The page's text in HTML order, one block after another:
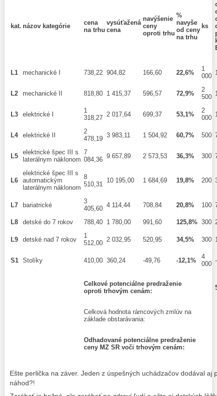
kat. názov kategórie
cena
na trhu
vysúťažená
cena
navýšenie
ceny
oproti trhu
%
navyše
od ceny
na trhu
ks
L1 mechanické I 738,22 904,82 166,60 22,6%
1
000
L2 mechanické II 818,80 1 415,37 596,57 72,9%
2
500
L3 elektrické I
1
318,27 2 017,64 699,37 53,1%
2
000
L4 elektrické II
2
478,19 3 983,11 1 504,92 60,7% 500
L5
elektrické špec III s
laterálnym náklonom
7
084,36 9 657,89 2 573,53 36,3% 300
L6
elektrické špec III s
automatickým
laterálnym náklonom
8
510,31
10 195,00 1 684,69 19,8% 200
L7 bariatrické
3
405,60 4 114,44 708,84 20,8% 100
L8 detské do 7 rokov 788,40 1 780,00 991,60 125,8% 300
L9 detské nad 7 rokov
1
512,00 2 032,95 520,95 34,5% 300
S1 Stolíky 410,00 360,24 -49,76 -12,1%
4
000
Celkové potenciálne predraženie
oproti trhovým cenám:
Celková hodnota rámcových zmlúv na
základe obstarávania:
Odhadované potenciálne predraženie
ceny MZ SR voči trhovým cenám:
Ešte perlička na záver. Jeden z úspešných uchádzačov dodával aj
náhod?!